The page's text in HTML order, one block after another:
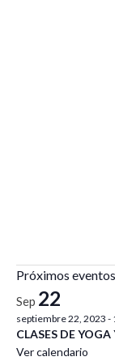
Próximos eventos
Sep 22
septiembre 22, 2023 -
CLASES DE
Ver calendario